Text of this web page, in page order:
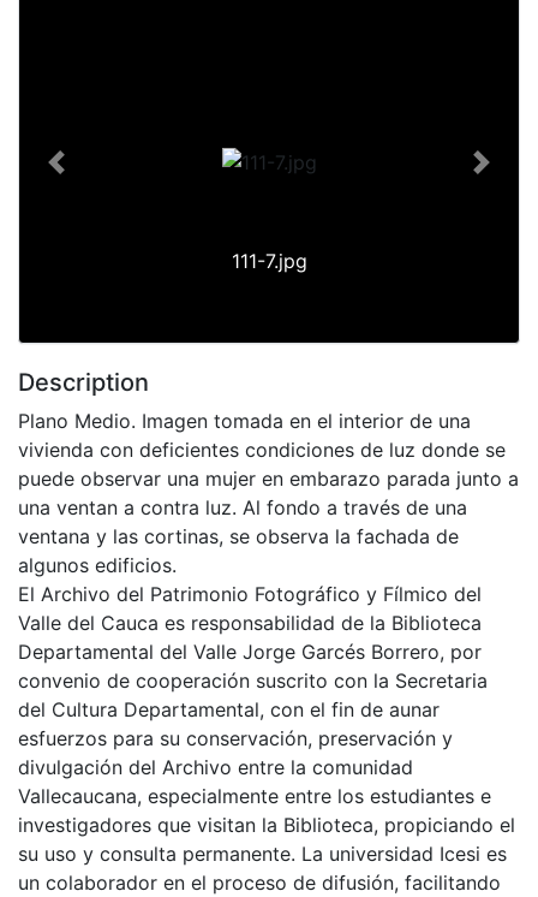
111-7.jpg
Previous Next
Description
Plano Medio. Imagen tomada en el interior de una
vivienda con deficientes condiciones de luz donde se
puede observar una mujer en embarazo parada junto a
una ventan a contra luz. Al fondo a través de una
ventana y las cortinas, se observa la fachada de
algunos edificios.
El Archivo del Patrimonio Fotográfico y Fílmico del
Valle del Cauca es responsabilidad de la Biblioteca
Departamental del Valle Jorge Garcés Borrero, por
convenio de cooperación suscrito con la Secretaria
del Cultura Departamental, con el fin de aunar
esfuerzos para su conservación, preservación y
divulgación del Archivo entre la comunidad
Vallecaucana, especialmente entre los estudiantes e
investigadores que visitan la Biblioteca, propiciando el
su uso y consulta permanente. La universidad Icesi es
un colaborador en el proceso de difusión, facilitando